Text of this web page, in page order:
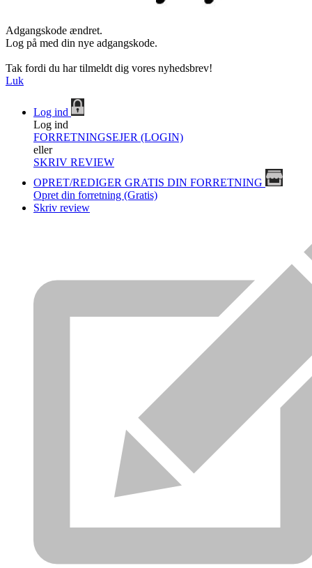
Adgangskode ændret.
Log på med din nye adgangskode.
Tak fordi du har tilmeldt dig vores nyhedsbrev!
Luk
Log ind
Log ind
FORRETNINGSEJER (LOGIN)
eller
SKRIV REVIEW
OPRET/REDIGER GRATIS DIN FORRETNING
Opret din forretning (Gratis)
Skriv review